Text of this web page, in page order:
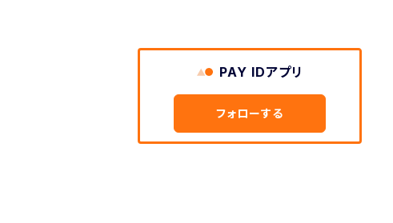
PAY IDアプリ
フォローする